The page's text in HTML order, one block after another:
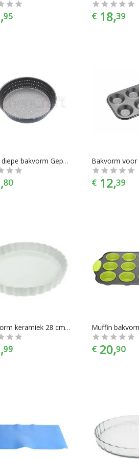
95 € 18,39
Ronde diepe bakvorm Geperforeerd, 23 cm - Masterclass
80 € 12,39
Taartvorm keramiek 28 cm Cosy&Trendy
99 € 20,90